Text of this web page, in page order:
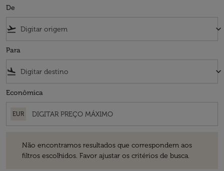
De
flight_takeoff keyboard_arrow_down
Para
flight_land keyboard_arrow_down
Econômica
EUR
Não encontramos resultados que correspondem aos
filtros escolhidos. Favor ajustar os critérios de busca.